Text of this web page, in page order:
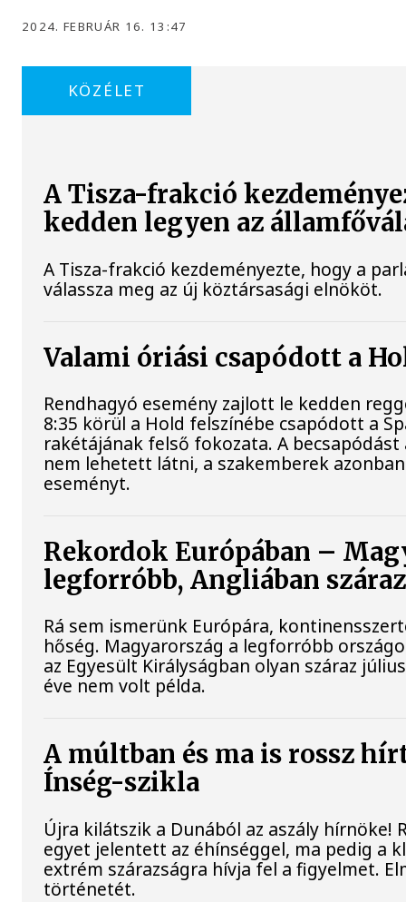
2024. FEBRUÁR 16. 13:47
KÖZÉLET
A Tisza-frakció
kedden legyen az
A Tisza-frakció kezdeményezte, hogy a
válassza meg az új köztársasági elnököt.
Valami óriási csapódott a
Rendhagyó esemény zajlott le kedden
8:35 körül a Hold felszínébe csapódott a
rakétájának felső fokozata. A becsapódást
nem lehetett látni, a szakemberek
eseményt.
Rekordok Európában –
legforróbb, Angliában
Rá sem ismerünk Európára,
hőség. Magyarország a legforróbb
az Egyesült Királyságban olyan száraz
éve nem volt példa.
A múltban és ma is rossz
Ínség-szikla
Újra kilátszik a Dunából az aszály hírnöke!
egyet jelentett az éhínséggel, ma pedig a
extrém szárazságra hívja fel a figyelmet.
történetét.